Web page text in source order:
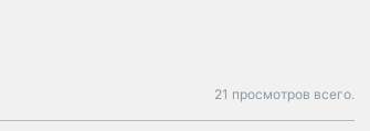
21 просмотров всего.